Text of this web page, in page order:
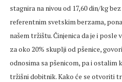
stagnira na nivou od 17,60 din/kg
referentnim svetskim berzama,
našem tržištu. Činjenica da je i posle
za oko 20% skuplji od pšenice,
odnosima sa pšenicom, pa i ostalim
tržišni dobitnik. Kako će se otvoriti